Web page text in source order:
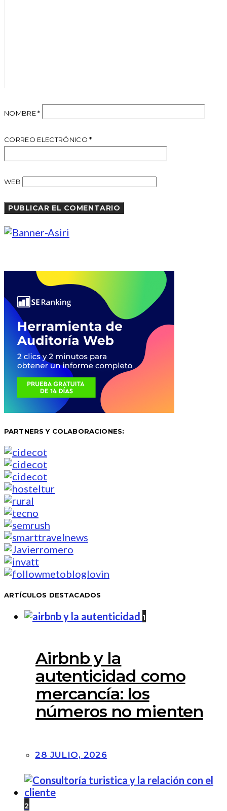
NOMBRE*
CORREO ELECTRÓNICO*
WEB
PARTNERS Y COLABORACIONES:
ARTÍCULOS DESTACADOS
1
Airbnb y la
autenticidad como
mercancía: los
números no mienten
28 JULIO, 2026
2